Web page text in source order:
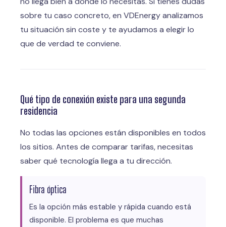
sobre tu caso concreto, en VDEnergy analizamos
tu situación sin coste y te ayudamos a elegir lo
que de verdad te conviene.
Qué tipo de conexión existe para una segunda
residencia
No todas las opciones están disponibles en todos
los sitios. Antes de comparar tarifas, necesitas
saber qué tecnología llega a tu dirección.
Fibra óptica
Es la opción más estable y rápida cuando está
disponible. El problema es que muchas